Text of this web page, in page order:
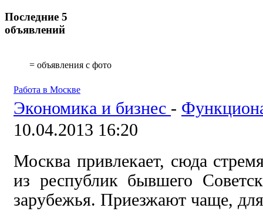
Последние 5
объявлений
= объявления с фото
Работа в Москве
Экономика и бизнес -
10.04.2013 16:20
Москва привлекает, сюда
из республик бывшего
зарубежья. Приезжают чаще, для